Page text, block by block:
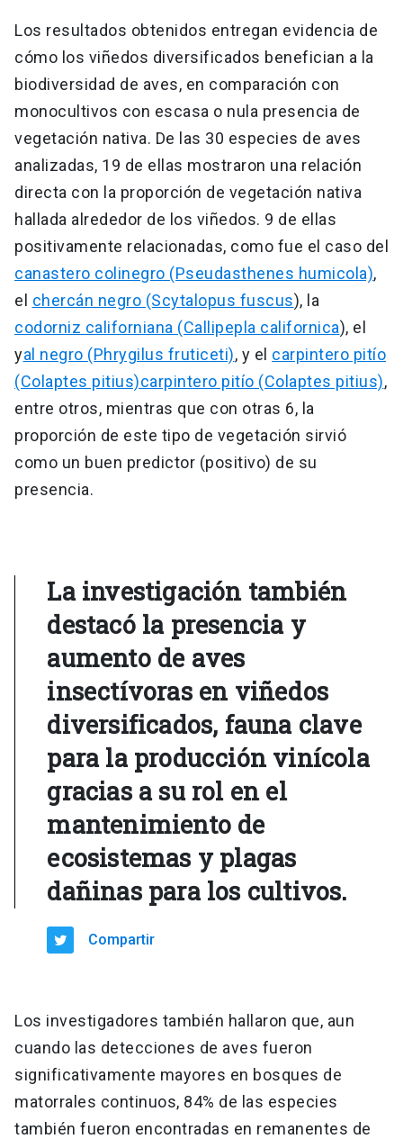
Los resultados obtenidos entregan evidencia de
cómo los viñedos diversificados benefician a la
biodiversidad de aves, en comparación con
monocultivos con escasa o nula presencia de
vegetación nativa. De las 30 especies de aves
analizadas, 19 de ellas mostraron una relación
directa con la proporción de vegetación nativa
hallada alrededor de los viñedos. 9 de ellas
positivamente relacionadas, como fue el caso del
canastero colinegro (Pseudasthenes humicola),
el chercán negro (Scytalopus fuscus), la
codorniz californiana (Callipepla californica), el
yal negro (Phrygilus fruticeti), y el carpintero pitío
(Colaptes pitius)carpintero pitío (Colaptes pitius),
entre otros, mientras que con otras 6, la
proporción de este tipo de vegetación sirvió
como un buen predictor (positivo) de su
presencia.
La investigación también
destacó la presencia y
aumento de aves
insectívoras en viñedos
diversificados, fauna clave
para la producción vinícola
gracias a su rol en el
mantenimiento de
ecosistemas y plagas
dañinas para los cultivos.
Compartir
Los investigadores también hallaron que, aun
cuando las detecciones de aves fueron
significativamente mayores en bosques de
matorrales continuos, 84% de las especies
también fueron encontradas en remanentes de